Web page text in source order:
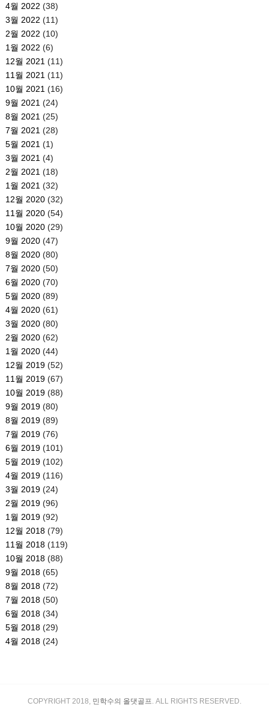
4월 2022 (38)
3월 2022 (11)
2월 2022 (10)
1월 2022 (6)
12월 2021 (11)
11월 2021 (11)
10월 2021 (16)
9월 2021 (24)
8월 2021 (25)
7월 2021 (28)
5월 2021 (1)
3월 2021 (4)
2월 2021 (18)
1월 2021 (32)
12월 2020(32)
11월 2020(54)
10월 2020(29)
9월 2020(47)
8월 2020(80)
7월 2020(50)
6월 2020(70)
5월 2020(89)
4월 2020(61)
3월 2020(80)
2월 2020(62)
1월 2020(44)
12월 2019(52)
11월 2019(67)
10월 2019(88)
9월 2019(80)
8월 2019(89)
7월 2019(76)
6월 2019(101)
5월 2019(102)
4월 2019(116)
3월 2019(24)
2월 2019(96)
1월 2019(92)
12월 2018(79)
11월 2018(119)
10월 2018(88)
9월 2018(65)
8월 2018(72)
7월 2018(50)
6월 2018(34)
5월 2018(29)
4월 2018(24)
COPYRIGHT 2018, 민학수의 올댓골프. ALL RIGHTS RESERVED.